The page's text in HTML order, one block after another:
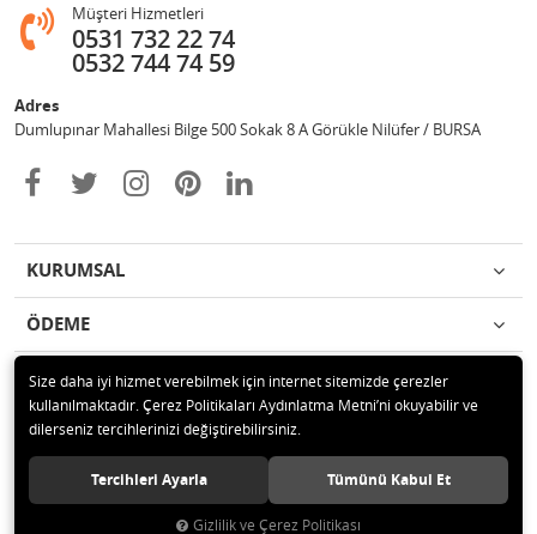
Müşteri Hizmetleri
0531 732 22 74
0532 744 74 59
Adres
Dumlupınar Mahallesi Bilge 500 Sokak 8 A Görükle Nilüfer / BURSA
KURUMSAL
ÖDEME
İLETİŞİM
© 2020 MAG OTOMOTİV Tüm hakları saklıdır.
Size daha iyi hizmet verebilmek için internet sitemizde çerezler
kullanılmaktadır. Çerez Politikaları Aydınlatma Metni’ni okuyabilir ve
dilerseniz tercihlerinizi değiştirebilirsiniz.
Tercihleri Ayarla Tümünü Kabul Et
Gizlilik ve Çerez Politikası